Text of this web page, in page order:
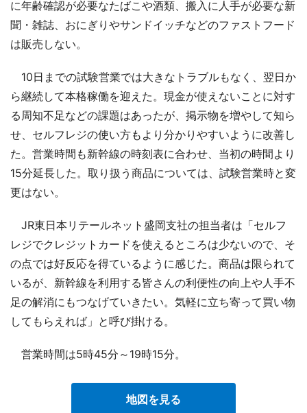
に年齢確認が必要なたばこや酒類、搬入に人手が必要な新
聞・雑誌、おにぎりやサンドイッチなどのファストフード
は販売しない。
10日までの試験営業では大きなトラブルもなく、翌日か
ら継続して本格稼働を迎えた。現金が使えないことに対す
る周知不足などの課題はあったが、掲示物を増やして知ら
せ、セルフレジの使い方もより分かりやすいように改善し
た。営業時間も新幹線の時刻表に合わせ、当初の時間より
15分延長した。取り扱う商品については、試験営業時と変
更はない。
JR東日本リテールネット盛岡支社の担当者は「セルフ
レジでクレジットカードを使えるところは少ないので、そ
の点では好反応を得ているように感じた。商品は限られて
いるが、新幹線を利用する皆さんの利便性の向上や人手不
足の解消にもつなげていきたい。気軽に立ち寄って買い物
してもらえれば」と呼び掛ける。
営業時間は5時45分～19時15分。
地図を見る